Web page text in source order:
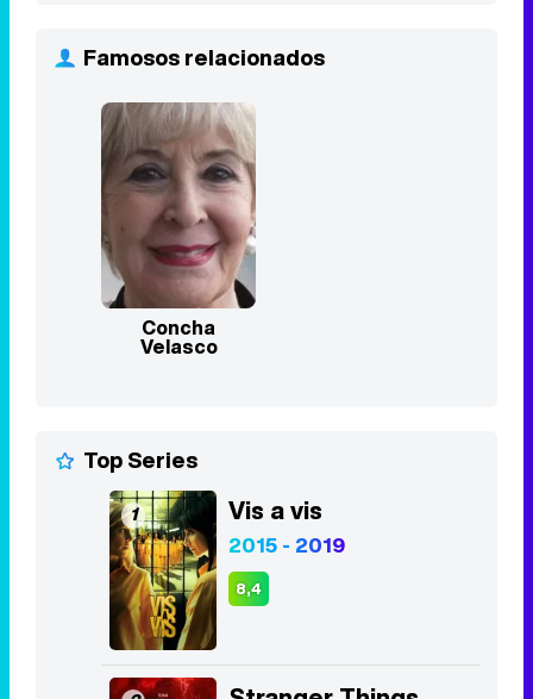
Concha
Velasco
Top Series
2 Stranger Things
2016 - 2025
8,3